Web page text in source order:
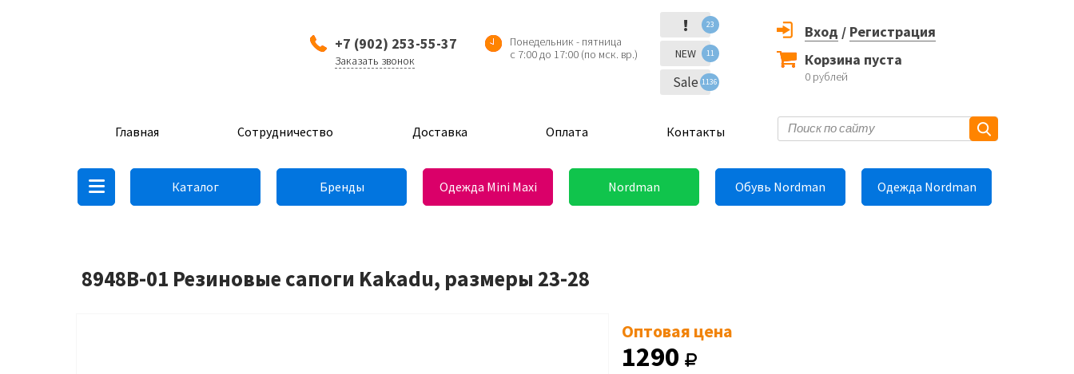
+7 (902) 253-55-37
Заказать звонок
Понедельник - пятница
с 7:00 до 17:00 (по мск. вр.)
! 23
NEW 11
Sale 1136
Вход / Регистрация
Корзина пуста
0 рублей
Главная Сотрудничество Доставка Оплата Контакты
Каталог Бренды Одежда Mini Maxi Nordman Обувь Nordman Одежда Nordman
8948B-01 Резиновые сапоги Kakadu, размеры 23-28
Оптовая цена
1290